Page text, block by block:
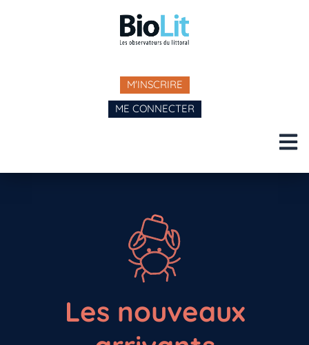
M'INSCRIRE
ME CONNECTER
Les nouveaux